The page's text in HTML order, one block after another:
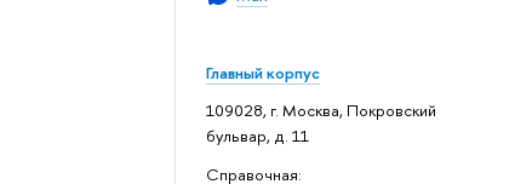
Главный корпус
109028, г. Москва, Покровский
бульвар, д. 11
Справочная: